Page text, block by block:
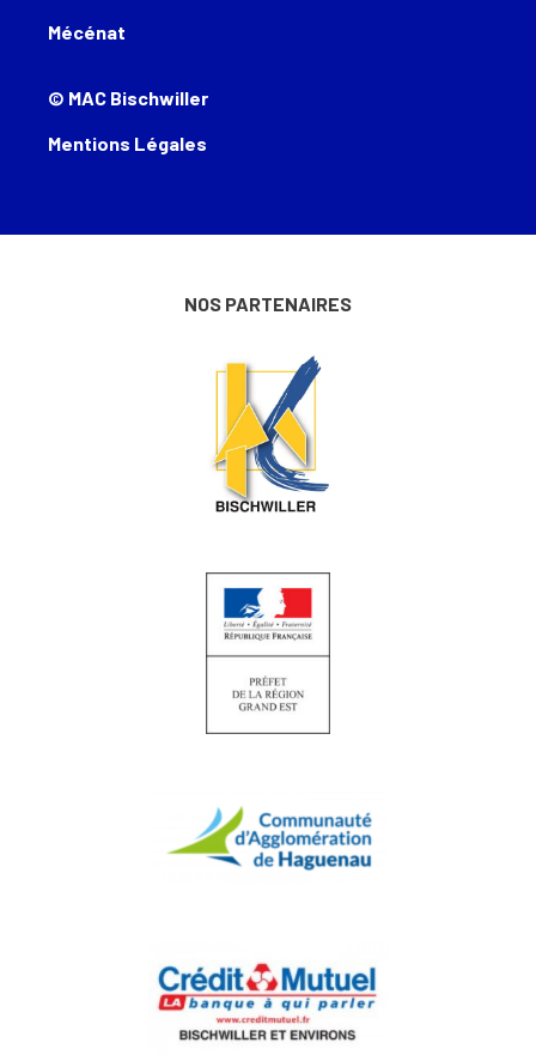
Mécénat
© MAC Bischwiller
Mentions Légales
NOS PARTENAIRES